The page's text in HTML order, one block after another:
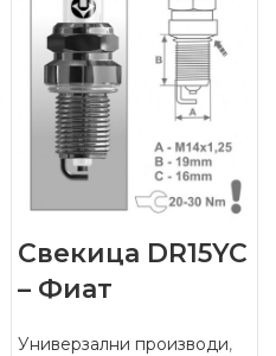
Свекица DR15YC
– Фиат
Универзални производи,